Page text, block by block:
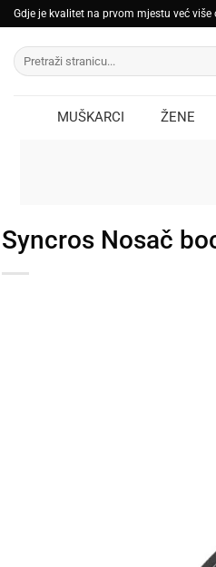
Skip
to
content
Gdje je kvalitet na prvom mjestu već
Pretraži:
MUŠKARCI ŽENE
Syncros Nosač